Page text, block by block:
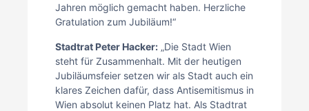
Jahren möglich gemacht haben. Herzliche
Gratulation zum Jubiläum!“
Stadtrat Peter Hacker: „Die Stadt Wien
steht für Zusammenhalt. Mit der heutigen
Jubiläumsfeier setzen wir als Stadt auch ein
klares Zeichen dafür, dass Antisemitismus in
Wien absolut keinen Platz hat. Als Stadtrat